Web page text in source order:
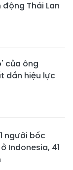
Thái Lan
của ông
dần hiệu lực
người bốc
Indonesia, 41